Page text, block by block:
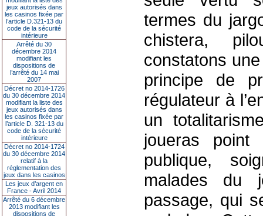
jeux autorisés dans
les casinos fixée par
l’article D.321-13 du
code de la sécurité
intérieure
Arrêté du 30
décembre 2014
modifiant les
dispositions de
l’arrêté du 14 mai
2007
Décret no 2014-1726
du 30 décembre 2014
modifiant la liste des
jeux autorisés dans
les casinos fixée par
l’article D. 321-13 du
code de la sécurité
intérieure
Décret no 2014-1724
du 30 décembre 2014
relatif à la
réglementation des
jeux dans les casinos
Les jeux d’argent en
France - Avril 2014
Arrêté du 6 décembre
2013 modifiant les
dispositions de
termes du
chistera,
constatons
principe de
régulateur à
un
joueras
publique,
malades du
passage, qui